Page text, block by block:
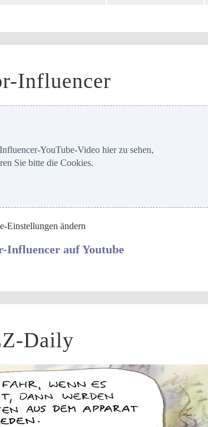
Influencer
YouTube-Video hier zu sehen,
Sie bitte die Cookies.
Einstellungen ändern
Influencer auf Youtube
Daily